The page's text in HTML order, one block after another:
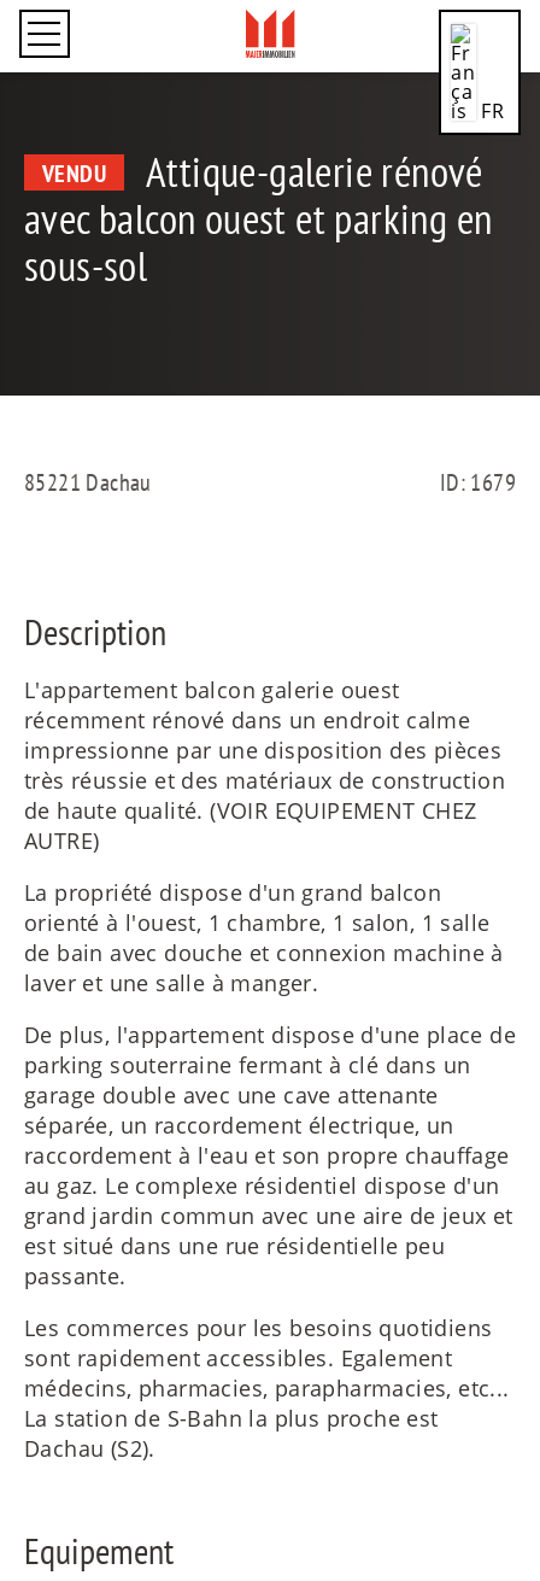
FR
CN
EN
VENDU
Attique-galerie rénové
avec balcon ouest et parking en
sous-sol
85221 Dachau ID: 1679
Description
L'appartement balcon galerie ouest
récemment rénové dans un endroit calme
impressionne par une disposition des pièces
très réussie et des matériaux de construction
de haute qualité. (VOIR EQUIPEMENT CHEZ
AUTRE)
La propriété dispose d'un grand balcon
orienté à l'ouest, 1 chambre, 1 salon, 1 salle
de bain avec douche et connexion machine à
laver et une salle à manger.
De plus, l'appartement dispose d'une place de
parking souterraine fermant à clé dans un
garage double avec une cave attenante
séparée, un raccordement électrique, un
raccordement à l'eau et son propre chauffage
au gaz. Le complexe résidentiel dispose d'un
grand jardin commun avec une aire de jeux et
est situé dans une rue résidentielle peu
passante.
Les commerces pour les besoins quotidiens
sont rapidement accessibles. Egalement
médecins, pharmacies, parapharmacies, etc...
La station de S-Bahn la plus proche est
Dachau (S2).
Equipement